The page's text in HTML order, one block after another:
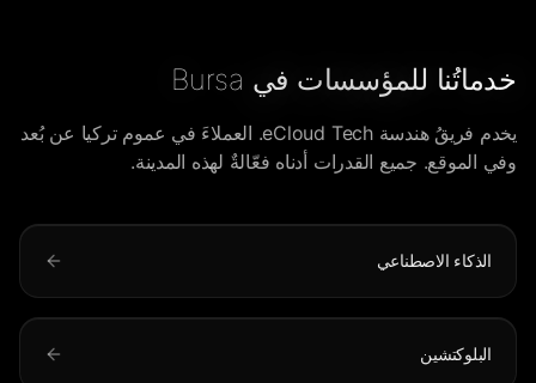
خدماتُنا للمؤسسات في Bursa
يخدم فريقُ هندسة eCloud Tech. العملاءَ في عموم تركيا عن بُعد
وفي الموقع. جميع القدرات أدناه فعّالةٌ لهذه المدينة.
الذكاء الاصطناعي
البلوكتشين